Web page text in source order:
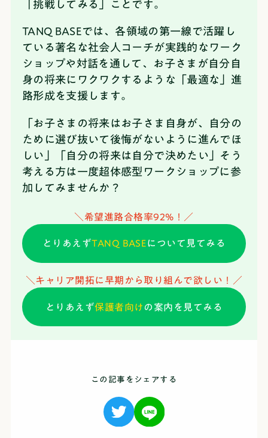
「挑戦してみる」ことです。
TANQ BASEでは、各領域の第一線で活躍し
ている著名な社会人コーチが実践的なワーク
ショップや対話を通して、お子さまが自分自
身の将来にワクワクするような「最適な」進
路形成を支援します。
「お子さまの将来はお子さま自身が、自分の
ために選び抜いて後悔がないように進んでほ
しい」「自分の将来は自分で決めたい」そう
考える方は一度超体感型ワークショップに参
加してみませんか？
＼希望進路合格率92%！／
とりあえずTANQ BASEについて見てみる
＼キャリア開拓に早期から取り組んで欲しい！／
とりあえず保護者向け の案内を見てみる
この記事をシェアする